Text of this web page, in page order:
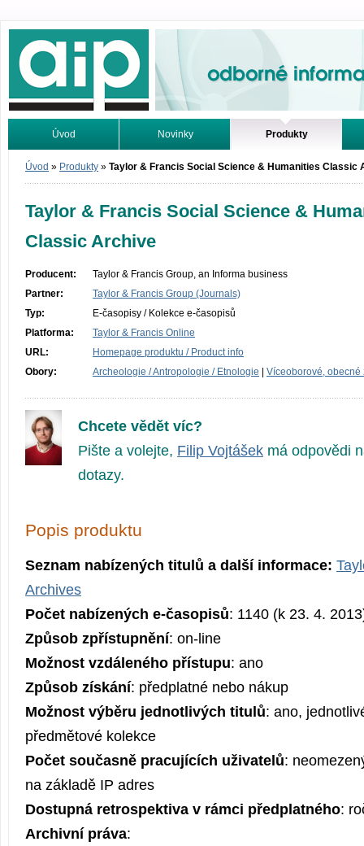
Odborné informace. Online.
Úvod Novinky Produkty
Vyhledávání Tutoriály
Úvod » Produkty » Taylor & Francis Social Science & Humanities Classic
Taylor & Francis Social Science &
Classic Archive
Producent:
Taylor & Francis Group, an Informa business
Partner:
Taylor & Francis Group (Journals)
Typ:
E-časopisy / Kolekce e-časopisů
Platforma:
Taylor & Francis Online
URL:
Homepage produktu / Product info
Obory:
Archeologie / Antropologie / Etnologie Víceoborové, obecné
Chcete vědět víc?
Pište a volejte, Filip Vojtášek má odpovědi
dotazy.
Popis produktu
Seznam nabízených titulů a další informace:
Archives
Počet nabízených e-časopisů: 1140 (k 23. 4.
Způsob zpřístupnění: on-line
Možnost vzdáleného přístupu: ano
Způsob získání: předplatné nebo nákup
Možnost výběru jednotlivých titulů: ano,
předmětové kolekce
Počet současně pracujících uživatelů:
na základě IP adres
Dostupná retrospektiva v rámci předplatného:
Archivní práva: